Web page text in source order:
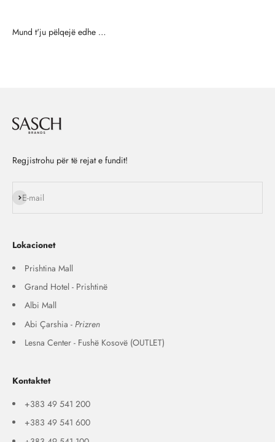
Regjistrohu për të rejat e fundit!
E-mail
Na ndiq
Lokacionet
Prishtina Mall
Grand Hotel - Prishtinë
Albi Mall
Abi Çarshia - Prizren
Lesna Center - Fushë Kosovë (OUTLET)
Kontaktet
+383 49 541 200
+383 49 541 600